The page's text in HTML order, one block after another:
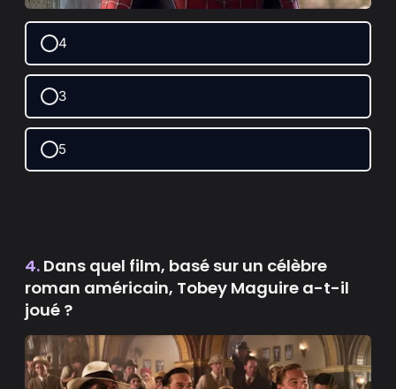
4
3
5
4. Dans quel film, basé sur un célèbre
roman américain, Tobey Maguire a-t-il
joué ?